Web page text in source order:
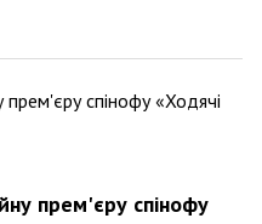
прем'єру спінофу